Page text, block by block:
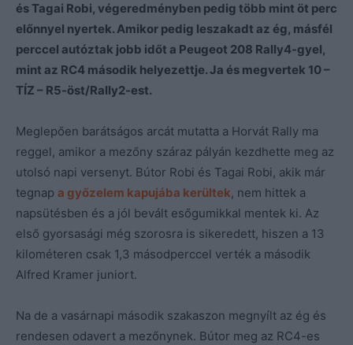
és Tagai Robi, végeredményben pedig több mint öt perc
előnnyel nyertek. Amikor pedig leszakadt az ég, másfél
perccel autóztak jobb időt a Peugeot 208 Rally4-gyel,
mint az RC4 második helyezettje. Ja és megvertek 10 –
TÍZ – R5-öst/Rally2-est.
Meglepően barátságos arcát mutatta a Horvát Rally ma
reggel, amikor a mezőny száraz pályán kezdhette meg az
utolsó napi versenyt. Bútor Robi és Tagai Robi, akik már
tegnap a győzelem kapujába kerültek, nem hittek a
napsütésben és a jól bevált esőgumikkal mentek ki. Az
első gyorsasági még szorosra is sikeredett, hiszen a 13
kilométeren csak 1,3 másodperccel verték a második
Alfred Kramer juniort.
Na de a vasárnapi második szakaszon megnyílt az ég és
rendesen odavert a mezőnynek. Bútor meg az RC4-es